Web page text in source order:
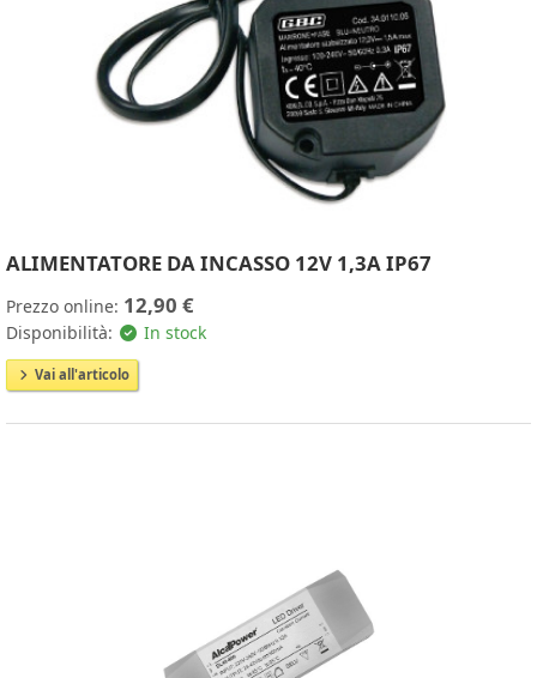
ALIMENTATORE DA INCASSO 12V 1,3A IP67
Prezzo online: 12,90 €
Disponibilità: In stock
Vai all'articolo